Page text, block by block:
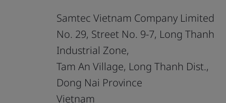
Samtec Vietnam Company Limited
No. 29, Street No. 9-7, Long Thanh
Industrial Zone,
Tam An Village, Long Thanh Dist.,
Dong Nai Province
Vietnam